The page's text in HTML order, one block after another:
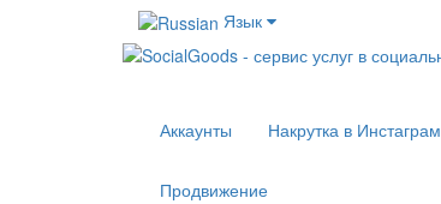
Язык
Аккаунты Накрутка в Инстаграм
Продвижение